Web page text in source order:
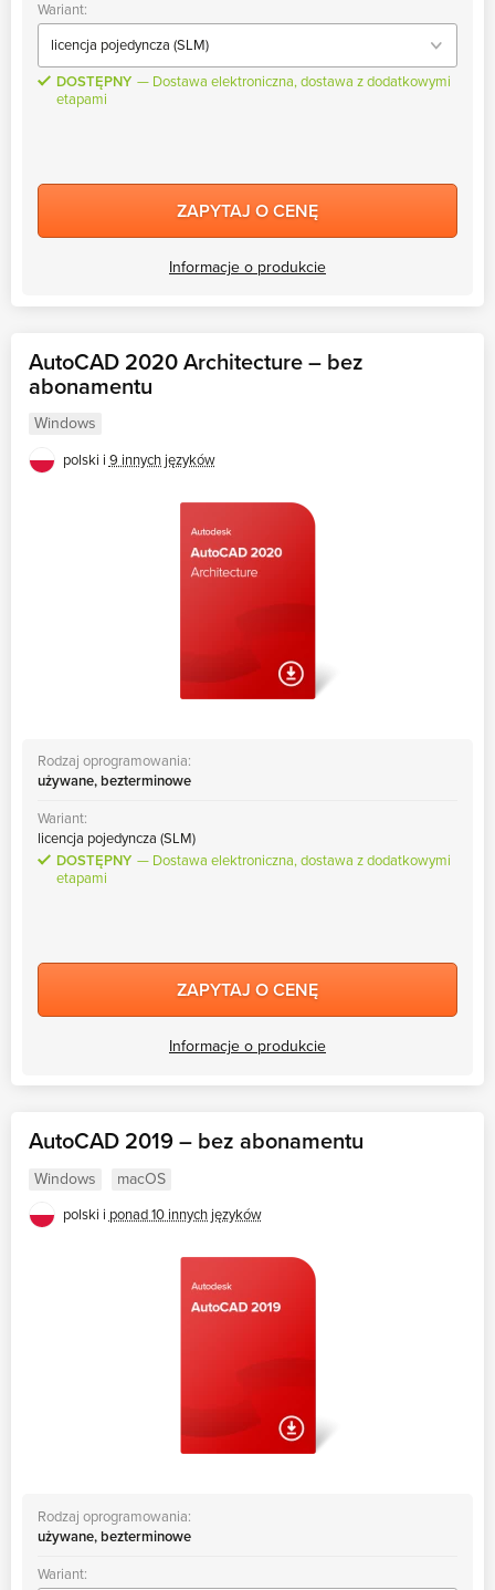
Wariant:
DOSTĘPNY
Dostawa elektroniczna, dostawa z dodatkowymi
etapami
ZAPYTAJ O CENĘ
Informacje o produkcie
AutoCAD 2020 Architecture – bez
abonamentu
Windows
polski i 9 innych języków
Rodzaj oprogramowania:
używane, bezterminowe
Wariant:
licencja pojedyncza (SLM)
DOSTĘPNY
Dostawa elektroniczna, dostawa z dodatkowymi
etapami
ZAPYTAJ O CENĘ
Informacje o produkcie
AutoCAD 2019 – bez abonamentu
Windows macOS
polski i ponad 10 innych języków
Rodzaj oprogramowania:
używane, bezterminowe
Wariant: